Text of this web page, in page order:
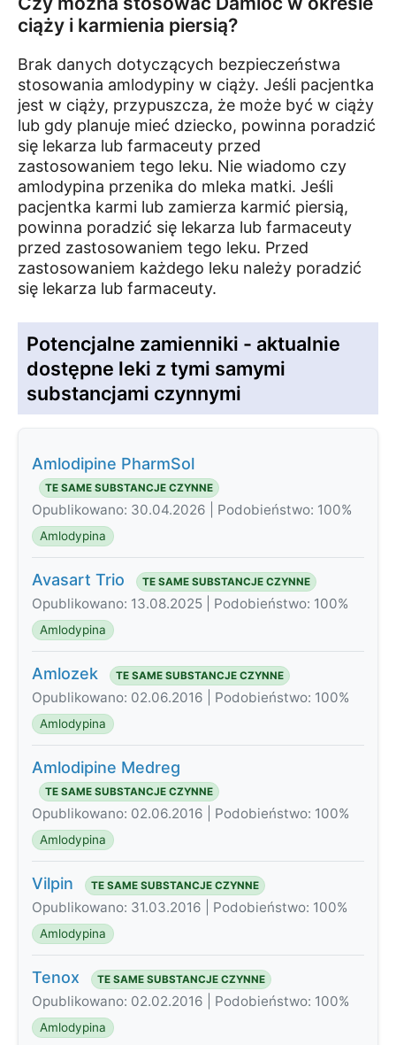
ciąży i karmienia piersią?
Brak danych dotyczących bezpieczeństwa
stosowania amlodypiny w ciąży. Jeśli pacjentka
jest w ciąży, przypuszcza, że może być w ciąży
lub gdy planuje mieć dziecko, powinna poradzić
się lekarza lub farmaceuty przed
zastosowaniem tego leku. Nie wiadomo czy
amlodypina przenika do mleka matki. Jeśli
pacjentka karmi lub zamierza karmić piersią,
powinna poradzić się lekarza lub farmaceuty
przed zastosowaniem tego leku. Przed
zastosowaniem każdego leku należy poradzić
się lekarza lub farmaceuty.
Potencjalne zamienniki - aktualnie
dostępne leki z tymi samymi
substancjami czynnymi
Amlodipine PharmSol
TE SAME SUBSTANCJE CZYNNE
Opublikowano: 30.04.2026 | Podobieństwo: 100%
Amlodypina
Avasart Trio TE SAME SUBSTANCJE CZYNNE
Opublikowano: 13.08.2025 | Podobieństwo: 100%
Amlodypina
Amlozek TE SAME SUBSTANCJE CZYNNE
Opublikowano: 02.06.2016 | Podobieństwo: 100%
Amlodypina
Amlodipine Medreg
TE SAME SUBSTANCJE CZYNNE
Opublikowano: 02.06.2016 | Podobieństwo: 100%
Amlodypina
Vilpin TE SAME SUBSTANCJE CZYNNE
Opublikowano: 31.03.2016 | Podobieństwo: 100%
Amlodypina
Tenox TE SAME SUBSTANCJE CZYNNE
Opublikowano: 02.02.2016 | Podobieństwo: 100%
Amlodypina